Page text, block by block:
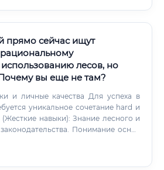
прямо сейчас ищут
лесов, но
вы еще не там?
и личные качества Для успеха в
уникальное сочетание hard и
Знание лесного и
Понимание основ